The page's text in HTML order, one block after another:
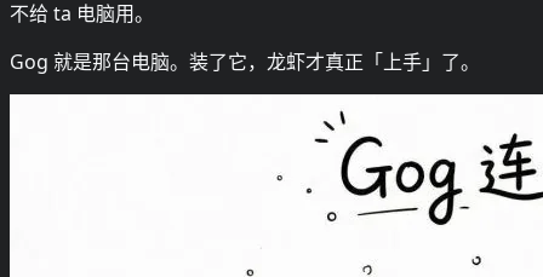
不给 ta 电脑用。
Gog 就是那台电脑。装了它，龙虾才真正「上手」了。